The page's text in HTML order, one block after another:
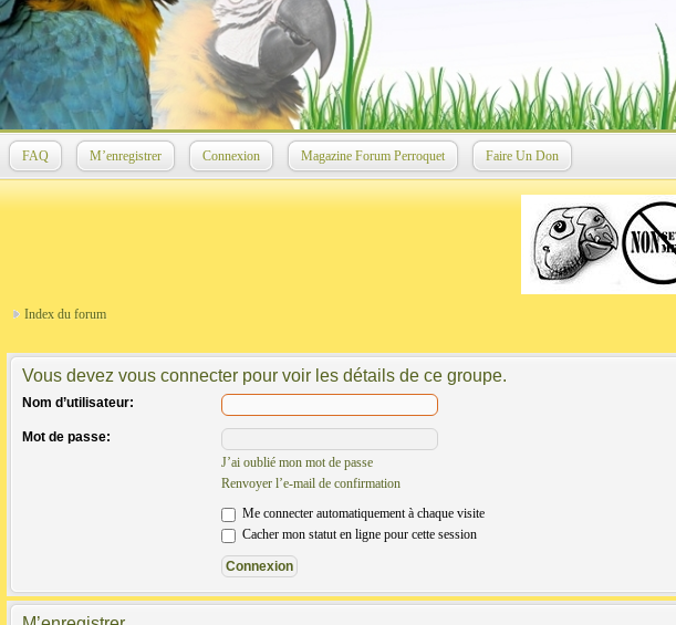
FAQ M’enregistrer Connexion Magazine Forum Perroquet Faire Un Don
Index du forum
Vous devez vous connecter pour voir les détails de ce groupe.
Nom d’utilisateur:
Mot de passe:
J’ai oublié mon mot de passe
Renvoyer l’e-mail de confirmation
Me connecter automatiquement à chaque visite
Cacher mon statut en ligne pour cette session